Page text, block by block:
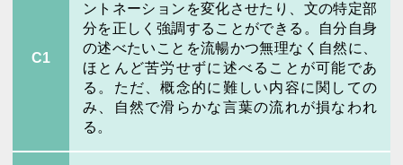
C1
ントネーションを変化させたり、文の特定部
分を正しく強調することができる。自分自身
の述べたいことを流暢かつ無理なく自然に、
ほとんど苦労せずに述べることが可能であ
る。ただ、概念的に難しい内容に関しての
み、自然で滑らかな言葉の流れが損なわれ
る。